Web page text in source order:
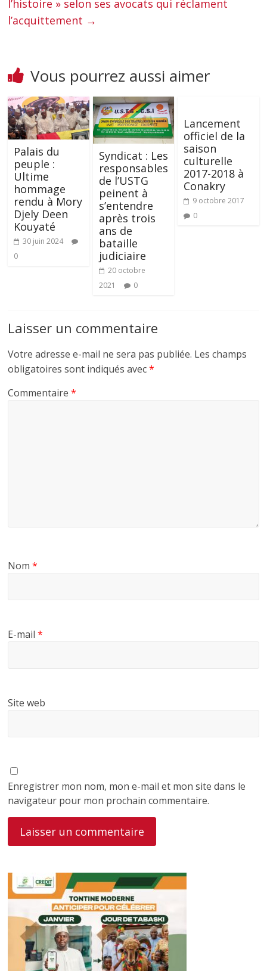
l’histoire » selon ses avocats qui réclament
l’acquittement →
Vous pourrez aussi aimer
Palais du
peuple :
Ultime
hommage
rendu à Mory
Djely Deen
Kouyaté
30 juin 2024
0
Syndicat : Les
responsables
de l’USTG
peinent à
s’entendre
après trois
ans de
bataille
judiciaire
20 octobre
2021
0
Lancement
officiel de la
saison
culturelle
2017-2018 à
Conakry
9 octobre 2017
0
Laisser un commentaire
Votre adresse e-mail ne sera pas publiée. Les champs
obligatoires sont indiqués avec*
Commentaire*
Nom*
E-mail*
Site web
Enregistrer mon nom, mon e-mail et mon site dans le
navigateur pour mon prochain commentaire.